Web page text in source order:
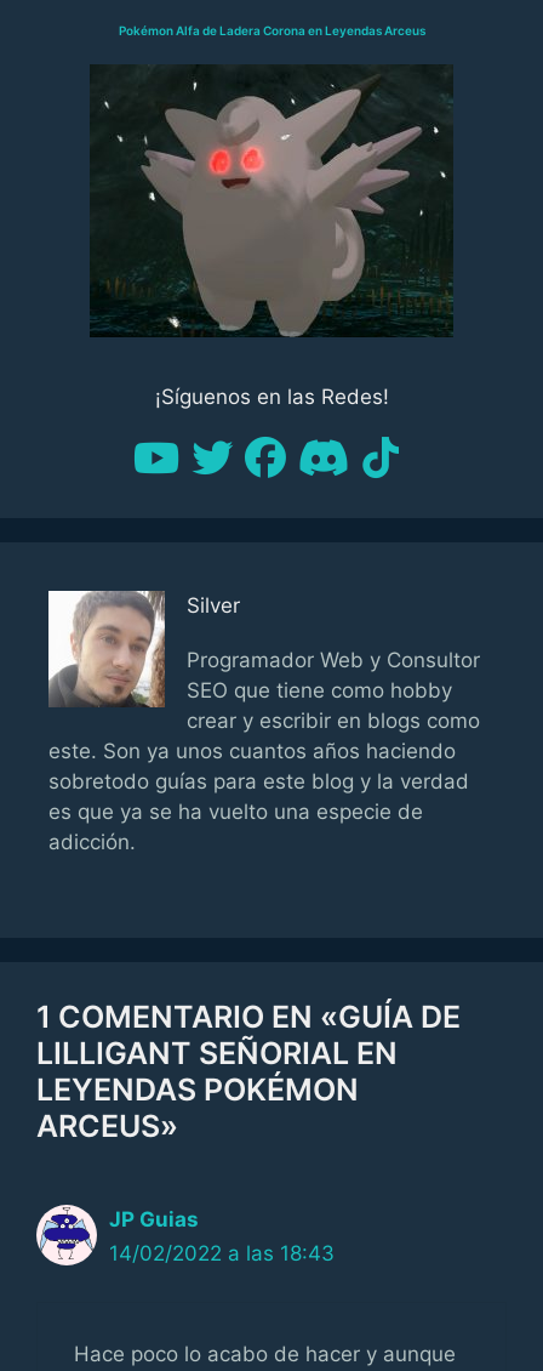
Pokémon Alfa de Ladera Corona en Leyendas Arceus
¡Síguenos en las Redes!
Silver
Programador Web y Consultor
SEO que tiene como hobby
crear y escribir en blogs como
este. Son ya unos cuantos años haciendo
sobretodo guías para este blog y la verdad
es que ya se ha vuelto una especie de
adicción.
1 COMENTARIO EN «GUÍA DE
LILLIGANT SEÑORIAL EN
LEYENDAS POKÉMON
ARCEUS»
JP Guias
14/02/2022 a las 18:43
Hace poco lo acabo de hacer y aunque